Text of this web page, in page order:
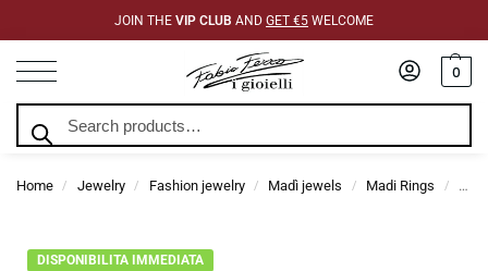
JOIN THE VIP CLUB AND GET €5 WELCOME
0
Home / Jewelry / Fashion jewelry / Madì jewels / Madi Rings /
DISPONIBILITA IMMEDIATA